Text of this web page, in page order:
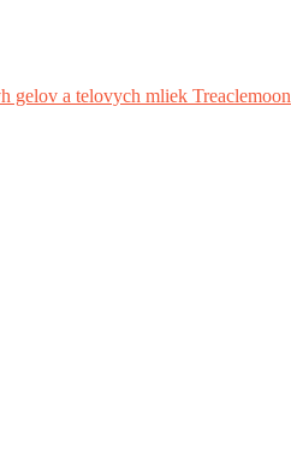
gelov a telovych mliek Treaclemoon